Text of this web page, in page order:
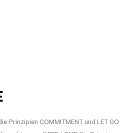
Prinzipien COMMITMENT und LET GO